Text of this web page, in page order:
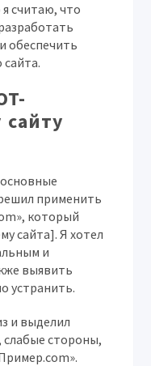
считаю, что
обеспечить
сайта.
применить
который
сайта]. Я хотел
и
выявить
устранить.
и выделил
стороны,